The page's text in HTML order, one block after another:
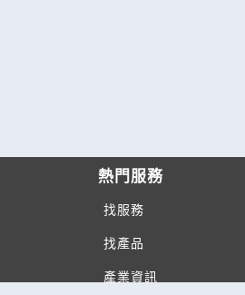
熱門服務
找服務
找產品
產業資訊